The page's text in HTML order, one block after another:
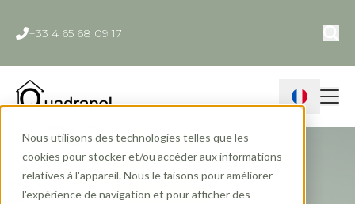
Nous utilisons des technologies telles que les
cookies pour stocker et/ou accéder aux informations
relatives à l'appareil. Nous le faisons pour améliorer
l'expérience de navigation et pour afficher des
+33 4 65 68 09 17